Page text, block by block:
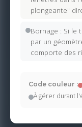
plongeante"
Bornage : Si le
par un
comporte des
Code couleur :
À gérer durant